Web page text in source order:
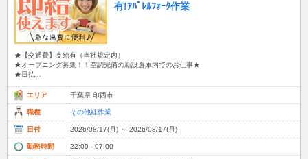
有!ｱﾊﾟﾚﾙﾌｫｰｸ作業
★【交通費】支給有（当社規定内）
★オープニング募集！！空調完備の新設倉庫内でのお仕事★
★日払...
エリア 千葉県 印西市
職種 その他軽作業
日付 2026/08/17(月) ～ 2026/08/17(月)
勤務時間 22:00 - 07:00